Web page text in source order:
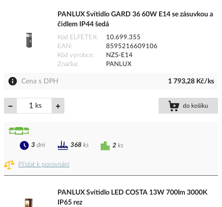
PANLUX Svítidlo GARD 36 60W E14 se zásuvkou a
čidlem IP44 šedá
Kód ELFETEX
10.699.355
EAN
8595216609106
Kód výrobce
NZS-E14
Značka
PANLUX
Cena s DPH 1 793,28 Kč/ks
ks do košíku
Přidat k porovnání
2 ks
3 dní 368 ks
PANLUX Svítidlo LED COSTA 13W 700lm 3000K
IP65 rez